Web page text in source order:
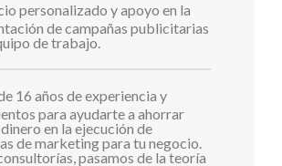
personalizado y apoyo en la
de campañas publicitarias
de trabajo.
16 años de experiencia y
para ayudarte a ahorrar
en la ejecución de
de marketing para tu negocio.
pasamos de la teoría